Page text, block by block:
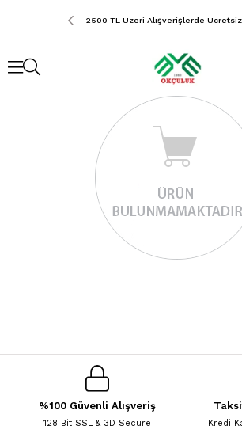
Ücretsiz Kargo 2500 TL Üzeri Alışverişlerde
%100 Güvenli Alışveriş
128 Bit SSL & 3D Secure Kredi